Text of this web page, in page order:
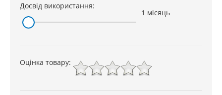
Досвід використання:
1 місяць
Оцінка товару: